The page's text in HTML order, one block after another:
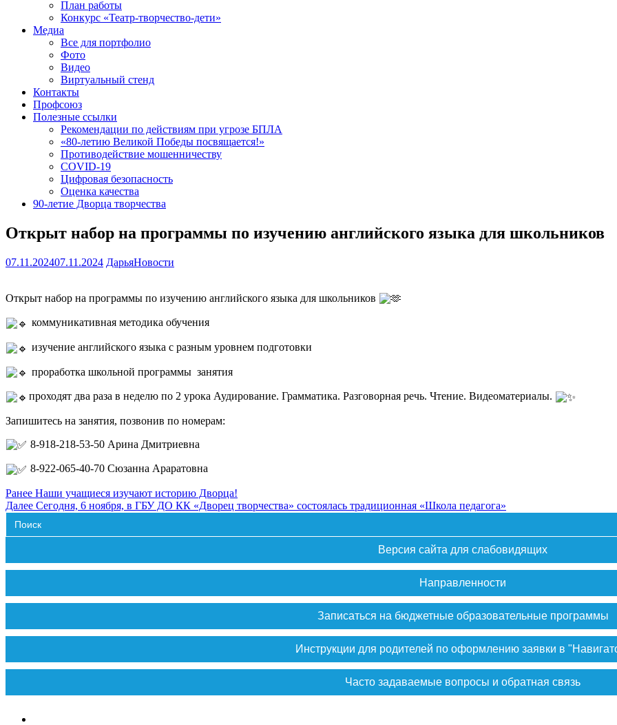
План работы
Конкурс «Театр-творчество-дети»
Медиа
Все для портфолио
Фото
Видео
Виртуальный стенд
Контакты
Профсоюз
Полезные ссылки
Рекомендации по действиям при угрозе БПЛА
«80-летию Великой Победы посвящается!»
Противодействие мошенничеству
COVID-19
Цифровая безопасность
Оценка качества
90-летие Дворца творчества
Открыт набор на программы по изучению английского языка для школьников
07.11.202407.11.2024 ДарьяНовости
Открыт набор на программы по изучению английского языка для школьников
коммуникативная методика обучения
изучение английского языка с разным уровнем подготовки
проработка школьной программы занятия
проходят два раза в неделю по 2 урока Аудирование. Грамматика. Разговорная речь. Чтение. Видеоматериалы.
Запишитесь на занятия, позвонив по номерам:
8-918-218-53-50 Арина Дмитриевна
8-922-065-40-70 Сюзанна Араратовна
Навигация
по
записям
Ранее Предыдущая
запись:
Наши учащиеся изучают историю Дворца!
Далее Следующая
Сегодня, 6 ноября, в ГБУ ДО КК «Дворец творчества» состоялась традиционная «Школа педагога»
Search
for:
Версия сайта для слабовидящих
Направленности
Записаться на бюджетные образовательные программы
Инструкции для родителей по оформлению заявки в
Часто задаваемые вопросы и обратная связь